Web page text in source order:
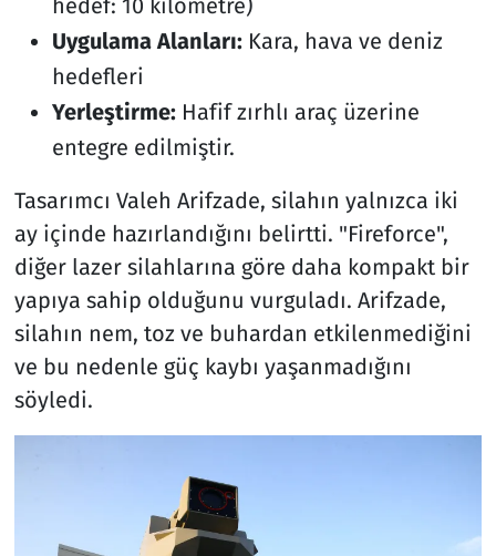
hedef: 10 kilometre)
Uygulama Alanları:Kara, hava ve deniz
hedefleri
Yerleştirme:Hafif zırhlı araç üzerine
entegre edilmiştir.
Tasarımcı Valeh Arifzade, silahın yalnızca iki
ay içinde hazırlandığını belirtti. "Fireforce",
diğer lazer silahlarına göre daha kompakt bir
yapıya sahip olduğunu vurguladı. Arifzade,
silahın nem, toz ve buhardan etkilenmediğini
ve bu nedenle güç kaybı yaşanmadığını
söyledi.